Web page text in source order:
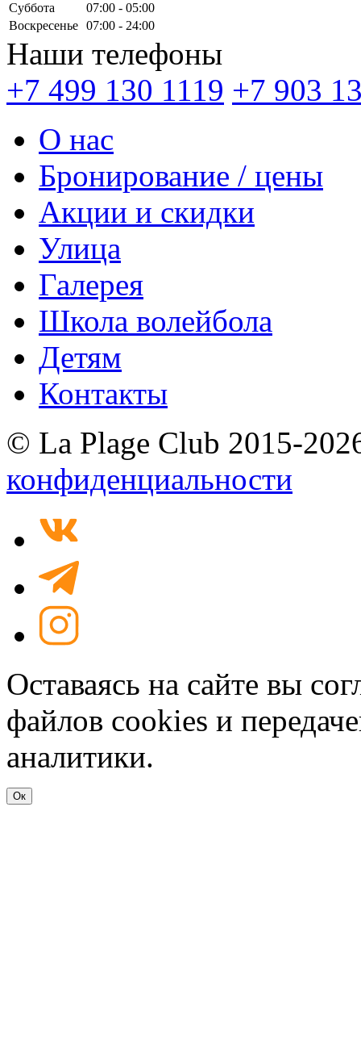
Суббота
07:00 - 05:00
Воскресенье 07:00 - 24:00
Наши телефоны
+7 499 130 1119 +7 903
О нас
Бронирование / цены
Акции и скидки
Улица
Галерея
Школа волейбола
Детям
Контакты
© La Plage Club 2015-
конфиденциальности
Оставаясь на сайте вы
файлов cookies и
аналитики.
Ок